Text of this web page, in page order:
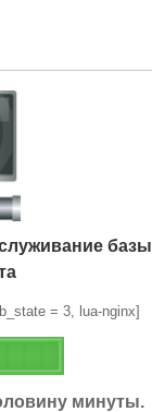
базы
= 3, lua-nginx]
минуты.